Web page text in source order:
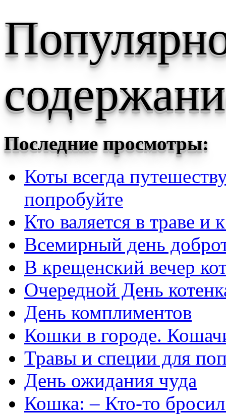
Последние просмотры:
Коты всегда
попробуйте
Кто валяется в траве и
Всемирный день
В крещенский вечер
Очередной День
День комплиментов
Кошки в городе.
Травы и специи для
День ожидания чуда
Кошка: – Кто-то